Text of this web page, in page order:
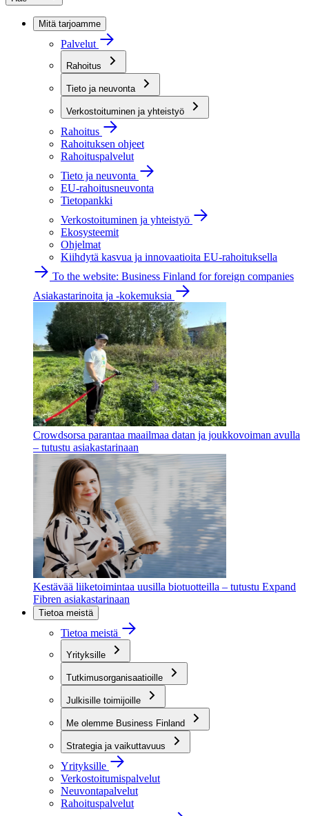
Mitä tarjoamme
Palvelut
Rahoitus
Tieto ja neuvonta
Verkostoituminen ja yhteistyö
Rahoitus
Rahoituksen ohjeet
Rahoituspalvelut
Tieto ja neuvonta
EU-rahoitusneuvonta
Tietopankki
Verkostoituminen ja yhteistyö
Ekosysteemit
Ohjelmat
Kiihdytä kasvua ja innovaatioita EU-rahoituksella
To the website: Business Finland for foreign companies
Asiakastarinoita ja -kokemuksia
Crowdsorsa parantaa maailmaa datan ja joukkovoiman avulla
– tutustu asiakastarinaan
Kestävää liiketoimintaa uusilla biotuotteilla – tutustu Expand
Fibren asiakastarinaan
Tietoa meistä
Tietoa meistä
Yrityksille
Tutkimusorganisaatioille
Julkisille toimijoille
Me olemme Business Finland
Strategia ja vaikuttavuus
Yrityksille
Verkostoitumispalvelut
Neuvontapalvelut
Rahoituspalvelut